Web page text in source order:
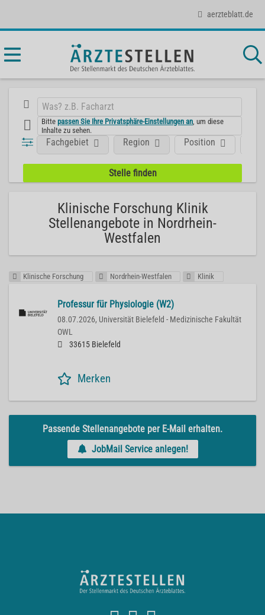
aerzteblatt.de
Bittepassen Sie Ihre Privatsphäre-Einstellungen an , um diese
Inhalte zu sehen.
Position
Fachgebiet Region
Klinische Forschung Klinik
Stellenangebote in Nordrhein-
Westfalen
Klinische Forschung Nordrhein-Westfalen Klinik
Professur für Physiologie (W2)
08.07.2026, Universität Bielefeld - Medizinische Fakultät
OWL
33615 Bielefeld
Merken
Passende Stellenangebote per E-Mail erhalten.
JobMail Service anlegen!